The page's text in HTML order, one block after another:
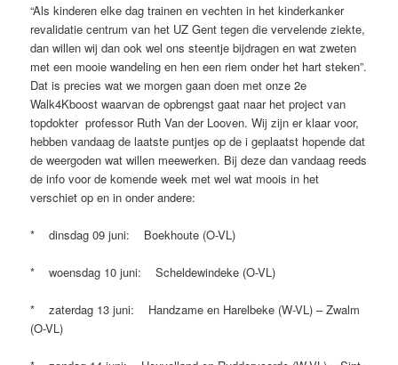
“Als kinderen elke dag trainen en vechten in het kinderkanker
revalidatie centrum van het UZ Gent tegen die vervelende ziekte,
dan willen wij dan ook wel ons steentje bijdragen en wat zweten
met een mooie wandeling en hen een riem onder het hart steken”.
Dat is precies wat we morgen gaan doen met onze 2e
Walk4Kboost waarvan de opbrengst gaat naar het project van
topdokter professor Ruth Van der Looven. Wij zijn er klaar voor,
hebben vandaag de laatste puntjes op de i geplaatst hopende dat
de weergoden wat willen meewerken. Bij deze dan vandaag reeds
de info voor de komende week met wel wat moois in het
verschiet op en in onder andere:
* dinsdag 09 juni: Boekhoute (O-VL)
* woensdag 10 juni: Scheldewindeke (O-VL)
* zaterdag 13 juni: Handzame en Harelbeke (W-VL) – Zwalm
(O-VL)